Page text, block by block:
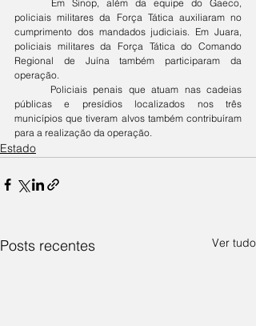
policiais militares da Força Tática auxiliaram no
cumprimento dos mandados judiciais. Em Juara,
policiais militares da Força Tática do Comando
Regional de Juína também participaram da
operação.
públicas e presídios localizados nos três
municípios que tiveram alvos também contribuíram
para a realização da operação.
Estado
Posts recentes Ver tudo